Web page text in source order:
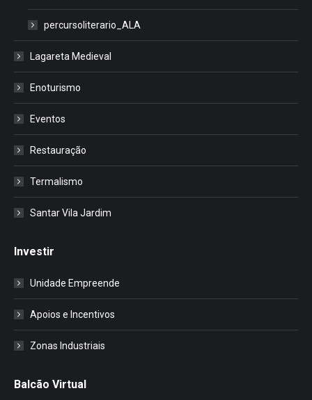
percursoliterario_ALA
Lagareta Medieval
Enoturismo
Eventos
Restauração
Termalismo
Santar Vila Jardim
Investir
Unidade Empreende
Apoios e Incentivos
Zonas Industriais
Balcão Virtual